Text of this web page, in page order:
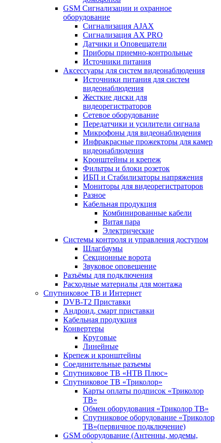
GSM Сигнализации и охранное
оборудование
Сигнализация AJAX
Сигнализация AX PRO
Датчики и Оповещатели
Приборы приемно-контрольные
Источники питания
Аксессуары для систем видеонаблюдения
Источники питания для систем
видеонаблюдения
Жесткие диски для
видеорегистраторов
Сетевое оборудование
Передатчики и усилители сигнала
Микрофоны для видеонаблюдения
Инфракрасные прожекторы для камер
видеонаблюдения
Кронштейны и крепеж
Фильтры и блоки розеток
ИБП и Стабилизаторы напряжения
Мониторы для видеорегистраторов
Разное
Кабельная продукция
Комбинированные кабели
Витая пара
Электрические
Системы контроля и управления доступом
Шлагбаумы
Секционные ворота
Звуковое оповещение
Разъёмы для подключения
Расходные материалы для монтажа
Спутниковое ТВ и Интернет
DVB-Т2 Приставки
Андроид, смарт приставки
Кабельная продукция
Конвертеры
Круговые
Линейные
Крепеж и кронштейны
Соединительные разъемы
Спутниковое ТВ «НТВ Плюс»
Спутниковое ТВ «Триколор»
Карты оплаты подписок «Триколор
ТВ»
Обмен оборудования «Триколор ТВ»
Спутниковое оборудование «Триколор
ТВ»(первичное подключение)
GSM оборудование (Антенны, модемы,